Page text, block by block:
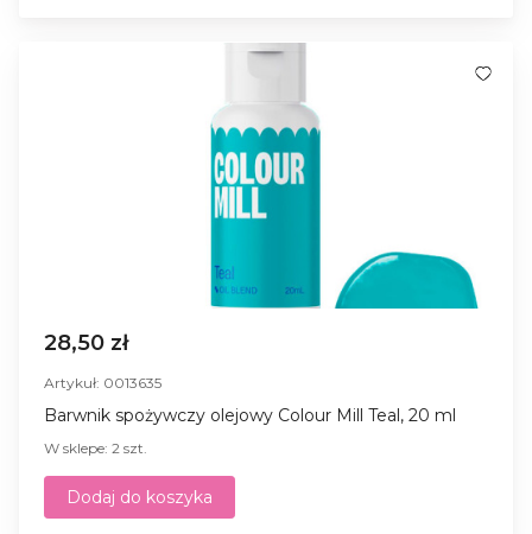
28,50 zł
Artykuł: 0013635
Barwnik spożywczy olejowy Colour Mill Teal, 20 ml
W sklepe: 2 szt.
Dodaj do koszyka